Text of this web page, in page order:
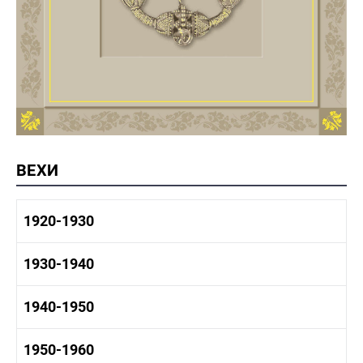
ВЕХИ
1920-1930
1920-1930 история
1930-1940
1930-1940 история
1940-1950
1940-1950 быт
1950-1960